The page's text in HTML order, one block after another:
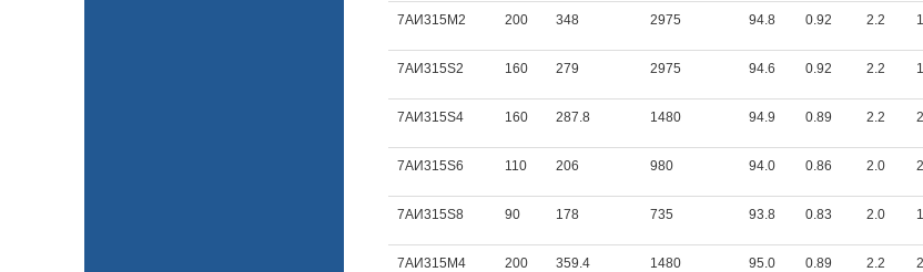
7АИ315M2 200 348 2975 94.8 0.92 2.2
7АИ315S2 160 279 2975 94.6 0.92 2.2
7АИ315S4 160 287.8 1480 94.9 0.89 2.2
7АИ315S6 110 206 980 94.0 0.86 2.0
7АИ315S8 90 178 735 93.8 0.83 2.0
7АИ315М4 200 359.4 1480 95.0 0.89 2.2